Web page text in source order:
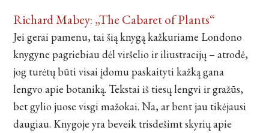
Richard Mabey: „The Cabaret of Plants“
Jei gerai pamenu, tai šią knygą kažkuriame Londono
knygyne pagriebiau dėl viršelio ir iliustracijų – atrodė,
jog turėtų būti visai įdomu paskaityti kažką gana
lengvo apie botaniką. Tekstai iš tiesų lengvi ir gražūs,
bet gylio juose visgi mažokai. Na, ar bent jau tikėjausi
daugiau. Knygoje yra beveik trisdešimt skyrių apie